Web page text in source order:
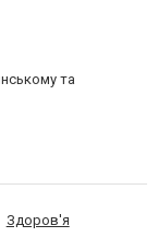
та
Здоров'я